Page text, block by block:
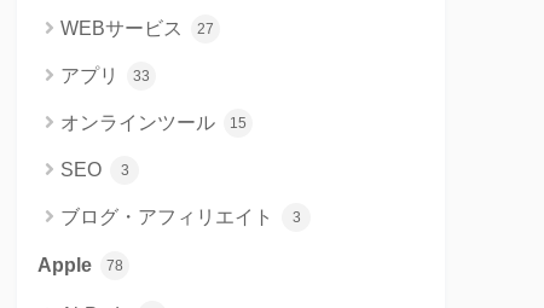
WEBサービス 27
アプリ 33
オンラインツール 15
SEO 3
ブログ・アフィリエイト 3
Apple 78